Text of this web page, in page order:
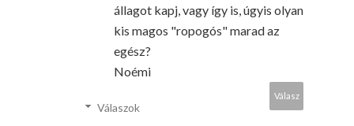
állagot kapj, vagy így is, úgyis olyan
kis magos "ropogós" marad az
egész?
Noémi
Válasz
Válaszok